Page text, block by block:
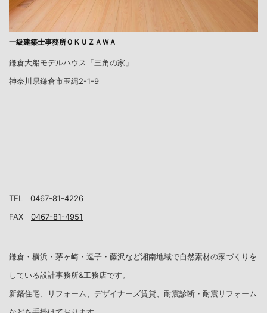
一級建築士事務所ＯＫＵＺＡＷＡ
鎌倉大船モデルハウス「三角の家」
神奈川県鎌倉市玉縄2-1-9
TEL 0467-81-4226
FAX 0467-81-4951
鎌倉・横浜・茅ヶ崎・逗子・藤沢など湘南地域で自然素材の家づくりを
している設計事務所&工務店です。
新築住宅、リフォーム、デザイナーズ賃貸、耐震診断・耐震リフォーム